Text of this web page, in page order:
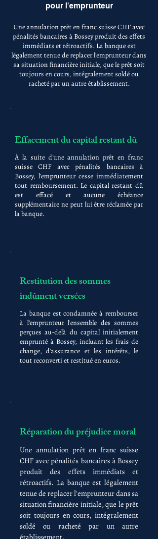
pour l'emprunteur
Une annulation prêt en franc suisse CHF avec
pénalités bancaires à Bossey produit des effets
immédiats et rétroactifs. La banque est
légalement tenue de replacer l'emprunteur dans
sa situation financière initiale, que le prêt soit
toujours en cours, intégralement soldé ou
racheté par un autre établissement.
Effacement du capital restant dû
À la suite d'une annulation prêt en franc
suisse CHF avec pénalités bancaires à
Bossey, l'emprunteur cesse immédiatement
tout remboursement. Le capital restant dû
est effacé et aucune échéance
supplémentaire ne peut lui être réclamée par
la banque.
Restitution des sommes
indûment versées
La banque est condamnée à rembourser
à l'emprunteur l'ensemble des sommes
perçues au-delà du capital initialement
emprunté à Bossey, incluant les frais de
change, d'assurance et les intérêts, le
tout reconverti et restitué en euros.
Réparation du préjudice moral
Une annulation prêt en franc suisse
CHF avec pénalités bancaires à Bossey
produit des effets immédiats et
rétroactifs. La banque est légalement
tenue de replacer l'emprunteur dans sa
situation financière initiale, que le prêt
soit toujours en cours, intégralement
soldé ou racheté par un autre
établissement.